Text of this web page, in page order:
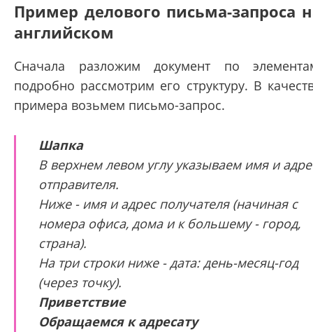
Пример делового письма-запроса
английском
Сначала разложим документ по
подробно рассмотрим его структуру. В
примера возьмем письмо-запрос.
Шапка
В верхнем левом углу указываем имя и
отправителя.
Ниже - имя и адрес получателя (начиная с
номера офиса, дома и к большему - город,
страна).
На три строки ниже - дата: день-месяц-год
(через точку).
Приветствие
Обращаемся к адресату